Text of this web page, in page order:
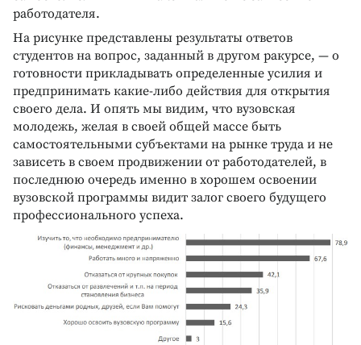
работодателя.
На рисунке представлены результаты ответов
студентов на вопрос, заданный в другом ракурсе, — о
готовности прикладывать определенные усилия и
предпринимать какие-либо действия для открытия
своего дела. И опять мы видим, что вузовская
молодежь, желая в своей общей массе быть
самостоятельными субъектами на рынке труда и не
зависеть в своем продвижении от работодателей, в
последнюю очередь именно в хорошем освоении
вузовской программы видит залог своего будущего
профессионального успеха.